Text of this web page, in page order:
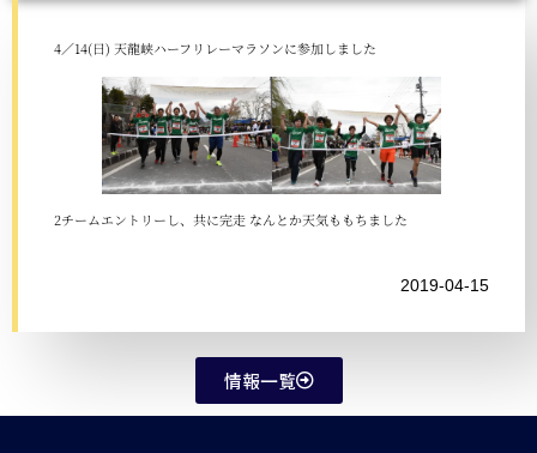
4／14(日) 天龍峡ハーフリレーマラソンに参加しました
2チームエントリーし、共に完走 なんとか天気ももちました
2019-04-15
情報一覧